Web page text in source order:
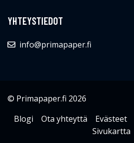
YHTEYSTIEDOT
info@primapaper.fi
© Primapaper.fi 2026
Blogi
Ota yhteyttä Evästeet
Sivukartta